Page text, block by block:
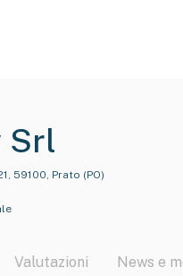
Srl
59100, Prato (PO)
Valutazioni News e